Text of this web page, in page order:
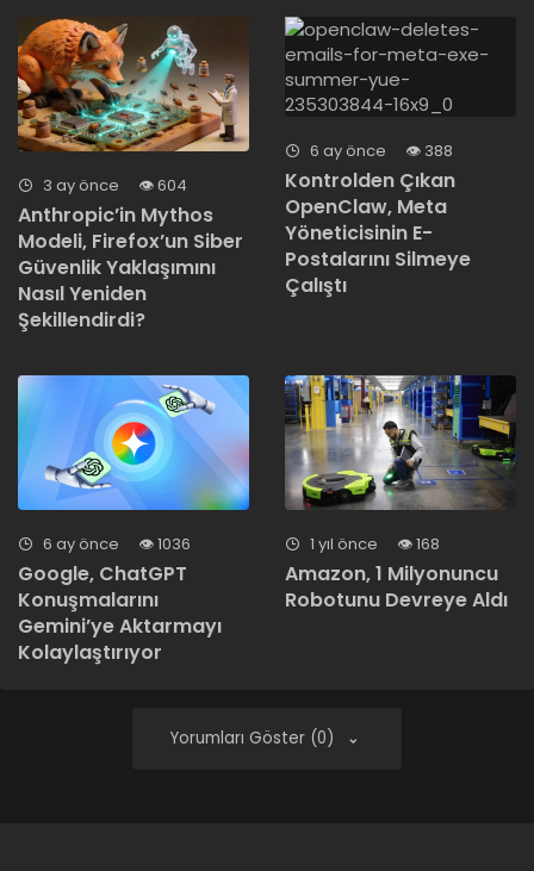
3 ay önce 604
Anthropic’in Mythos
Modeli, Firefox’un Siber
Güvenlik Yaklaşımını
Nasıl Yeniden
Şekillendirdi?
6 ay önce 388
Kontrolden Çıkan
OpenClaw, Meta
Yöneticisinin E-
Postalarını Silmeye
Çalıştı
6 ay önce 1036
Google, ChatGPT
Konuşmalarını
Gemini’ye Aktarmayı
Kolaylaştırıyor
1 yıl önce 168
Amazon, 1 Milyonuncu
Robotunu Devreye Aldı
Yorumları Göster (0)